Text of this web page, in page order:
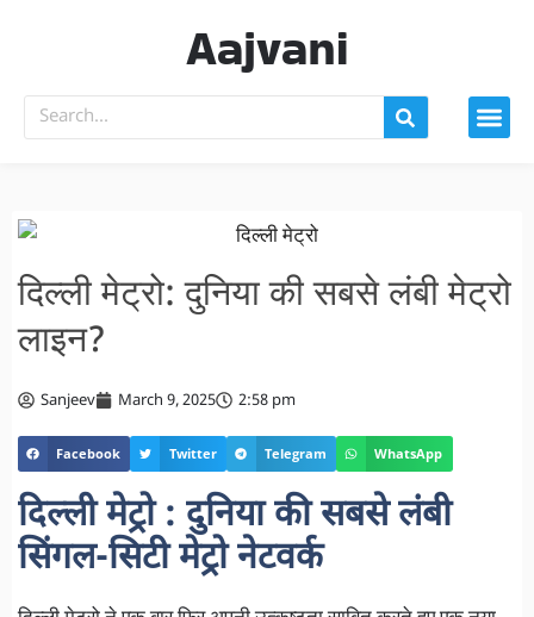
Aajvani
दिल्ली मेट्रो: दुनिया की सबसे लंबी मेट्रो
लाइन?
Sanjeev March 9, 2025 2:58 pm
Facebook Twitter Telegram WhatsApp
दिल्ली मेट्रो : दुनिया की सबसे लंबी
सिंगल-सिटी मेट्रो नेटवर्क